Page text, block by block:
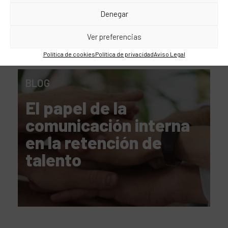
Denegar
Ver preferencias
Política de cookiesPolítica de privacidadAviso Legal
BLOG
El papel de la
comunicación interna
en la retención de
talento